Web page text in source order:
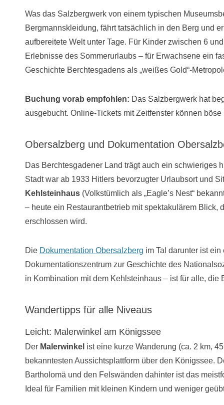
Was das Salzbergwerk von einem typischen
Bergmannskleidung, fährt tatsächlich in den Berg und
aufbereitete Welt unter Tage. Für Kinder zwischen 6
Erlebnisse des Sommerurlaubs – für Erwachsene ein
Geschichte Berchtesgadens als „weißes Gold“-
Buchung vorab empfohlen: Das Salzbergwerk hat
ausgebucht. Online-Tickets mit Zeitfenster können
Obersalzberg und Dokumentation
Das Berchtesgadener Land trägt auch ein schwieriges
Stadt war ab 1933 Hitlers bevorzugter Urlaubsort und
Kehlsteinhaus (Volkstümlich als „Eagle’s Nest“
– heute ein Restaurantbetrieb mit spektakulärem Blick,
erschlossen wird.
Die Dokumentation Obersa zberg im Tal darunter ist
Dokumentationszentrum zur Geschichte des
in Kombination mit dem Kehlsteinhaus – ist für alle,
Wandertipps für alle Niveaus
Leicht: Malerwinkel am Königssee
Der Malerwinkel ist eine kurze Wanderung (ca. 2 km,
bekanntesten Aussichtsplattform über den Königssee.
Bartholomä und den Felswänden dahinter ist das
Ideal für Familien mit kleinen Kindern und weniger